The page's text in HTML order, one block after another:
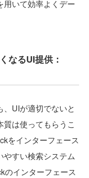
用いて効率よくデー
なるUI提供：
UIが適切でないと
は使ってもらうこ
をインターフェース
やすい検索システム
のインターフェース